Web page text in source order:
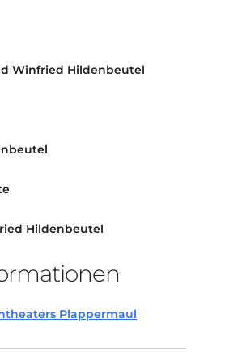
Winfried Hildenbeutel
Hildenbeutel
Plappermaul